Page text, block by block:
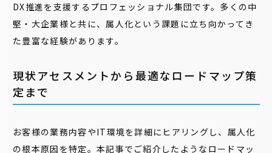
DX推進を支援するプロフェッショナル集団です。多くの中
堅・大企業様と共に、属人化という課題に立ち向かってき
た豊富な経験があります。
現状アセスメントから最適なロードマップ策
定まで
お客様の業務内容やIT環境を詳細にヒアリングし、属人化
の根本原因を特定。本記事でご紹介したようなロードマッ